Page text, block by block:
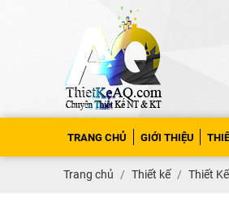
TRANG CHỦ GIỚI THIỆU
Trang chủ Thiết kế Thiết